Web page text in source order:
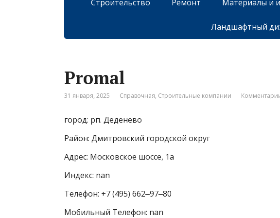
Строительство Ремонт Материалы и
Ландшафтный
Promal
31 января, 2025 Справочная, Строительные компании
город: рп. Деденево
Район: Дмитровский городской округ
Адрес: Московское шоссе, 1а
Индекс: nan
Телефон: +7 (495) 662‒97‒80
Мобильный Телефон: nan